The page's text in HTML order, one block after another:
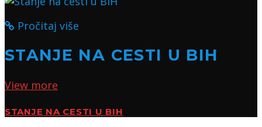
Pročitaj više
STANJE NA CESTI U BIH
View more
STANJE NA CESTI U BIH